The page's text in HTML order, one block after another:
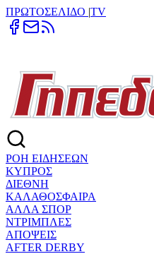
ΠΡΩΤΟΣΕΛΙΔΟ |TV
ΡΟΗ ΕΙΔΗΣΕΩΝ
ΚΥΠΡΟΣ
ΔΙΕΘΝΗ
ΚΑΛΑΘΟΣΦΑΙΡΑ
ΑΛΛΑ ΣΠΟΡ
ΝΤΡΙΜΠΛΕΣ
ΑΠΟΨΕΙΣ
AFTER DERBY